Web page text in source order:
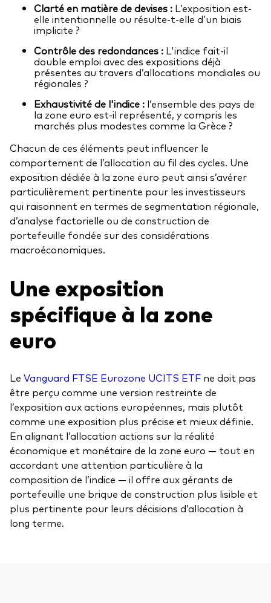
Clarté en matière de devises : L’exposition est-
elle intentionnelle ou résulte-t-elle d’un biais
implicite ?
Contrôle des redondances : L'indice fait-il
double emploi avec des expositions déjà
présentes au travers d’allocations mondiales ou
régionales ?
Exhaustivité de l'indice : l’ensemble des pays de
la zone euro est-il représenté, y compris les
marchés plus modestes comme la Grèce ?
Chacun de ces éléments peut influencer le
comportement de l’allocation au fil des cycles. Une
exposition dédiée à la zone euro peut ainsi s’avérer
particulièrement pertinente pour les investisseurs
qui raisonnent en termes de segmentation régionale,
d’analyse factorielle ou de construction de
portefeuille fondée sur des considérations
macroéconomiques.
Une exposition
spécifique à la zone
euro
Le Vanguard FTSE Eurozone UCITS ETF ne doit pas
être perçu comme une version restreinte de
l’exposition aux actions européennes, mais plutôt
comme une exposition plus précise et mieux définie.
En alignant l’allocation actions sur la réalité
économique et monétaire de la zone euro — tout en
accordant une attention particulière à la
composition de l’indice — il offre aux gérants de
portefeuille une brique de construction plus lisible et
plus pertinente pour leurs décisions d’allocation à
long terme.